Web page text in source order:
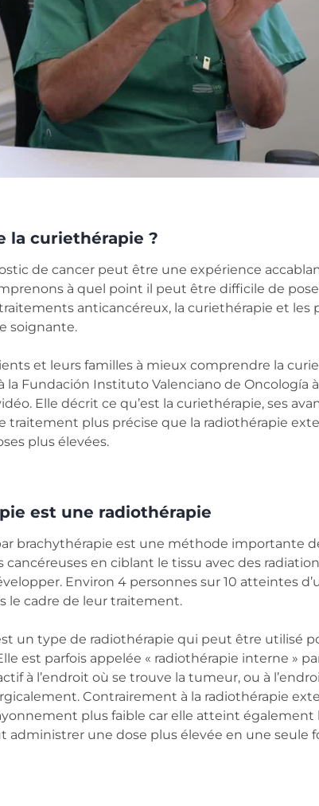
la curiethérapie ?
de cancer peut être une expérience
à quel point il peut être difficile de
anticancéreux, la curiethérapie et les
soignante.
et leurs familles à mieux comprendre la
la Fundación Instituto Valenciano de Oncología à
Elle décrit ce qu’est la curiethérapie, ses
traitement plus précise que la radiothérapie
plus élevées.
est une radiothérapie
brachythérapie est une méthode importante
cancéreuses en ciblant le tissu avec des
Environ 4 personnes sur 10 atteintes
le cadre de leur traitement.
un type de radiothérapie qui peut être utilisé
est parfois appelée « radiothérapie interne »
à l’endroit où se trouve la tumeur, ou à
Contrairement à la radiothérapie
plus faible car elle atteint également
administrer une dose plus élevée en une seule